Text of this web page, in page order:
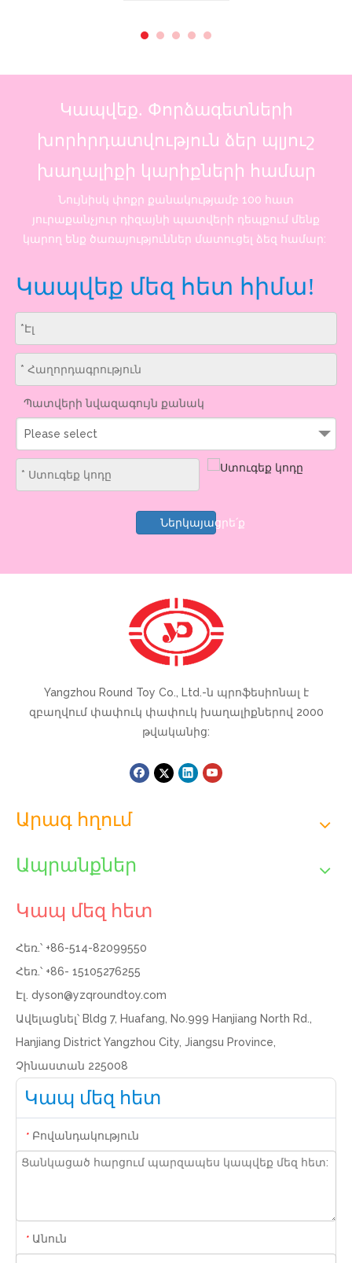
Կապվեք. Փորձագետների
խորհրդատվություն ձեր պլյուշ
խաղալիքի կարիքների համար
Նույնիսկ փոքր քանակությամբ 100 հատ
յուրաքանչյուր դիզայնի պատվերի դեպքում մենք
կարող ենք ծառայություններ մատուցել ձեզ համար:
Կապվեք մեզ հետ հիմա!
Պատվերի նվազագույն քանակ
Please select
Ներկայացրե՛ք
Yangzhou Round Toy Co., Ltd.-ն պրոֆեսիոնալ է
զբաղվում փափուկ փափուկ խաղալիքներով 2000
թվականից:
Արագ հղում
Ապրանքներ
Կապ մեզ հետ
Հեռ.՝ +86-514-82099550
Հեռ.՝ +86- 15105276255
Էլ. dyson@yzqroundtoy.com
Ավելացնել՝ Bldg 7, Huafang, No.999 Hanjiang North Rd.,
Hanjiang District Yangzhou City, Jiangsu Province,
Չինաստան 225008
Կապ մեզ հետ
* Բովանդակություն
* Անուն